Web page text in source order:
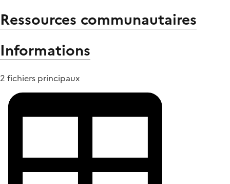
Ressources communautaires
Informations
2 fichiers principaux